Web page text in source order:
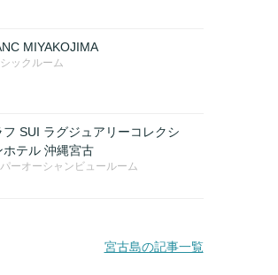
MIYAKOJIMA
ックルーム
フ SUI ラグジュアリーコレクシ
ホテル 沖縄宮古
ーオーシャンビュールーム
宮古島の記事一覧